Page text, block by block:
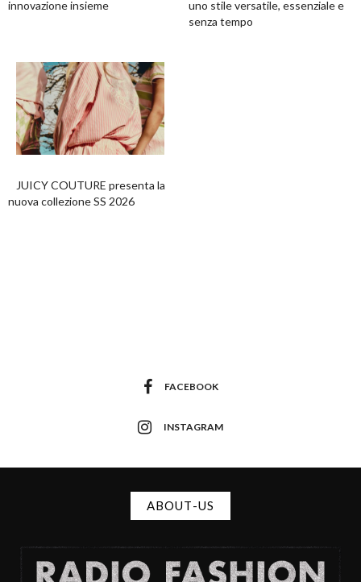
innovazione insieme
uno stile versatile, essenziale e
senza tempo
JUICY COUTURE presenta la
nuova collezione SS 2026
FACEBOOK
INSTAGRAM
ABOUT-US